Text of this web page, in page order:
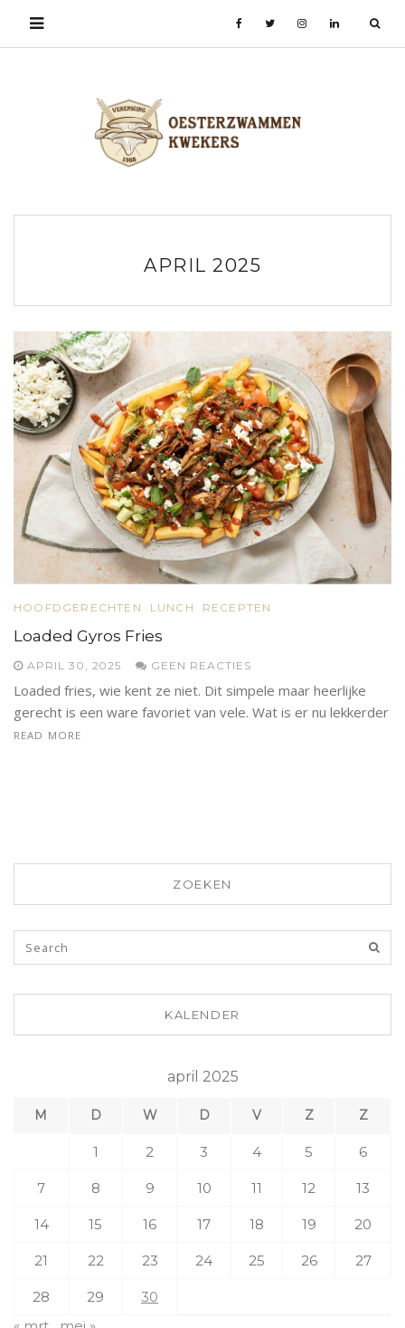
APRIL 2025
HOOFDGERECHTEN LUNCH RECEPTEN
Loaded Gyros Fries
APRIL 30, 2025 GEEN REACTIES
Loaded fries, wie kent ze niet. Dit simpele maar heerlijke
gerecht is een ware favoriet van vele. Wat is er nu lekkerder
READ MORE
ZOEKEN
KALENDER
april 2025
M D W D V Z Z
1 2 3 4 5 6
7 8 9 10 11 12 13
14 15 16 17 18 19 20
21 22 23 24 25 26 27
28 29
30